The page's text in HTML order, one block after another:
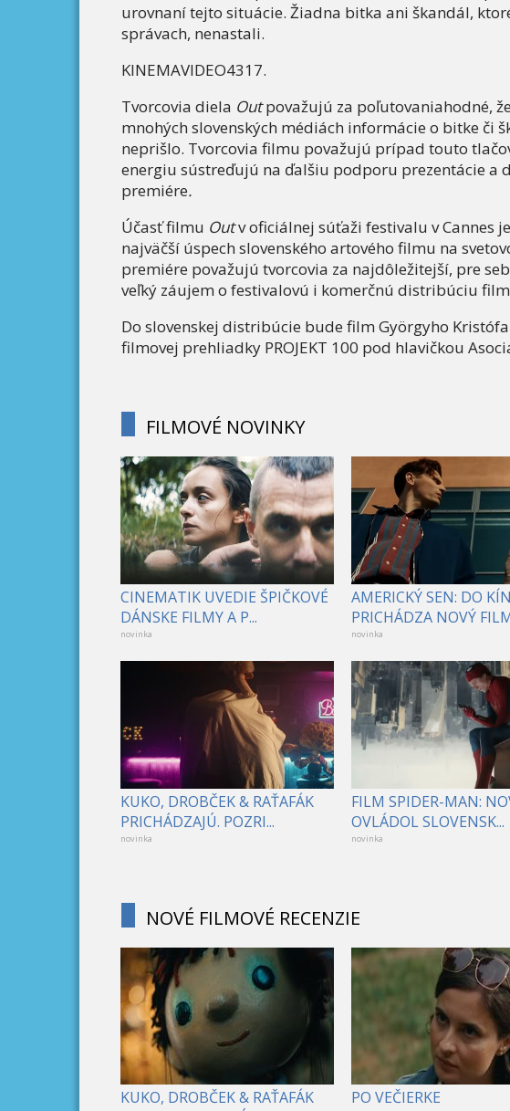
urovnaní tejto situácie. Žiadna bitka ani škandál,
správach, nenastali.
KINEMAVIDEO4317.
Tvorcovia diela Outpovažujú za poľutovaniahodné,
mnohých slovenských médiách informácie o bitke či
neprišlo. Tvorcovia filmu považujú prípad touto
energiu sústreďujú na ďalšiu podporu prezentácie a
premiére.
Účasť filmu Outv oficiálnej súťaži festivalu v Cannes
najväčší úspech slovenského artového filmu na
premiére považujú tvorcovia za najdôležitejší, pre
veľký záujem o festivalovú i komerčnú distribúciu
Do slovenskej distribúcie bude film Györgyho
filmovej prehliadky PROJEKT 100 pod hlavičkou
FILMOVÉ NOVINKY
CINEMATIK UVEDIE ŠPIČKOVÉ
DÁNSKE FILMY A P...
novinka
AMERICKÝ SEN: DO KÍN
PRICHÁDZA NOVÝ
novinka
KUKO, DROBČEK & RAŤAFÁK
PRICHÁDZAJÚ. POZRI...
novinka
FILM SPIDER-MAN:
OVLÁDOL SLOVENSK...
novinka
NOVÉ FILMOVÉ RECENZIE
KUKO, DROBČEK & RAŤAFÁK
PO VEČIERKE